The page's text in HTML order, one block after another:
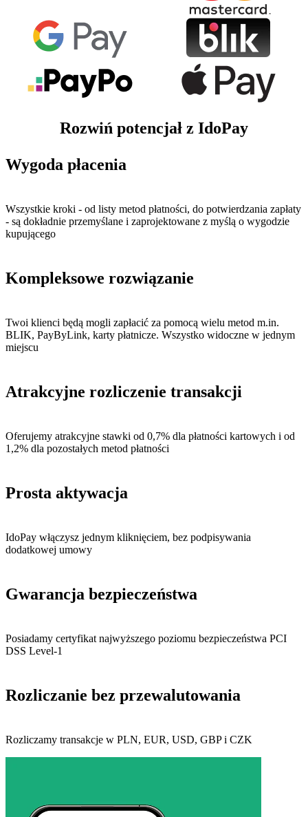
Rozwiń potencjał z IdoPay
Wygoda płacenia
Wszystkie kroki - od listy metod płatności, do potwierdzania zapłaty
- są dokładnie przemyślane i zaprojektowane z myślą o wygodzie
kupującego
Kompleksowe rozwiązanie
Twoi klienci będą mogli zapłacić za pomocą wielu metod m.in.
BLIK, PayByLink, karty płatnicze. Wszystko widoczne w jednym
miejscu
Atrakcyjne rozliczenie transakcji
Oferujemy atrakcyjne stawki od 0,7% dla płatności kartowych i od
1,2% dla pozostałych metod płatności
Prosta aktywacja
IdoPay włączysz jednym kliknięciem, bez podpisywania
dodatkowej umowy
Gwarancja bezpieczeństwa
Posiadamy certyfikat najwyższego poziomu bezpieczeństwa PCI
DSS Level-1
Rozliczanie bez przewalutowania
Rozliczamy transakcje w PLN, EUR, USD, GBP i CZK